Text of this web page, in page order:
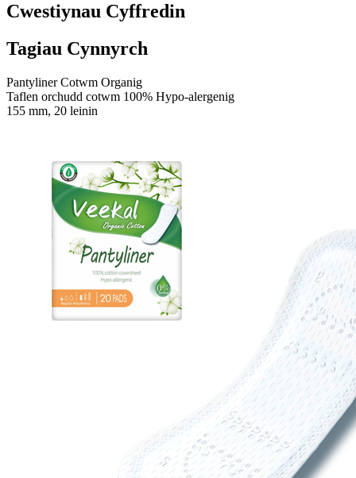
Cwestiynau Cyffredin
Tagiau Cynnyrch
Pantyliner Cotwm Organig
Taflen orchudd cotwm 100% Hypo-alergenig
155 mm, 20 leinin